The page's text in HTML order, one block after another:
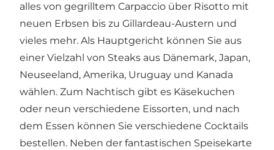
alles von gegrilltem Carpaccio über Risotto mit
neuen Erbsen bis zu Gillardeau-Austern und
vieles mehr. Als Hauptgericht können Sie aus
einer Vielzahl von Steaks aus Dänemark, Japan,
Neuseeland, Amerika, Uruguay und Kanada
wählen. Zum Nachtisch gibt es Käsekuchen
oder neun verschiedene Eissorten, und nach
dem Essen können Sie verschiedene Cocktails
bestellen. Neben der fantastischen Speisekarte